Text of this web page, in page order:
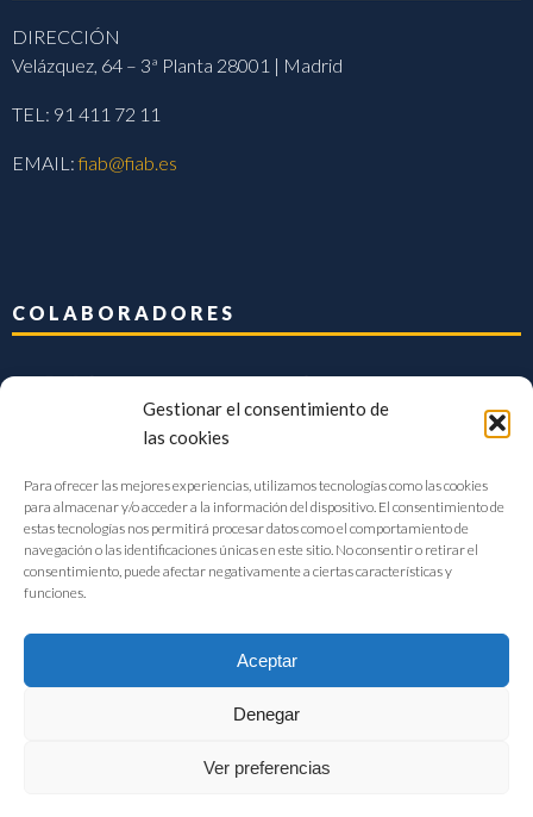
Gestionar el consentimiento de
las cookies
Para ofrecer las mejores experiencias, utilizamos tecnologías como las cookies
para almacenar y/o acceder a la información del dispositivo. El consentimiento de
estas tecnologías nos permitirá procesar datos como el comportamiento de
navegación o las identificaciones únicas en este sitio. No consentir o retirar el
consentimiento, puede afectar negativamente a ciertas características y
funciones.
Aceptar
Denegar
Ver preferencias
DIRECCIÓN
Velázquez, 64 – 3ª Planta 28001 | Madrid
TEL: 91 411 72 11
EMAIL:fiab@fiab.es
COLABORADORES
FIAB Federación Española de Industrias de la Alimentación y Bebidas